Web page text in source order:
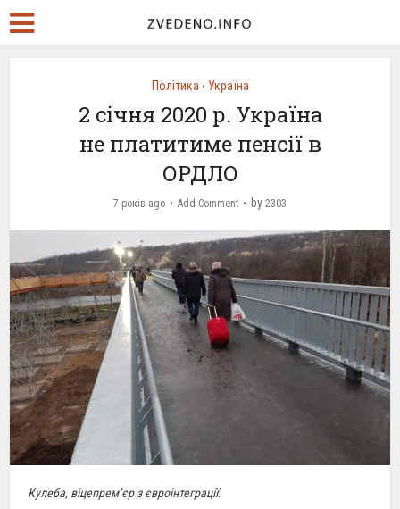
Політика • Україна
2 січня 2020 р. Україна
не платитиме пенсії в
ОРДЛО
7 років ago Add Comment by 2303
Кулеба, віцепрем’єр з євроінтеграції: